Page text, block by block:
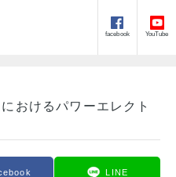
facebook YouTube
おけるパワーエレクト
LINE